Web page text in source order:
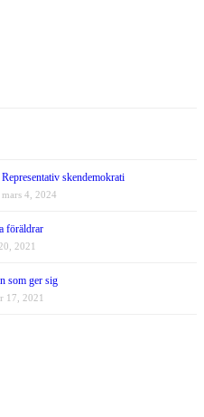
Representativ skendemokrati
mars 4, 2024
föräldrar
2021
som ger sig
17, 2021